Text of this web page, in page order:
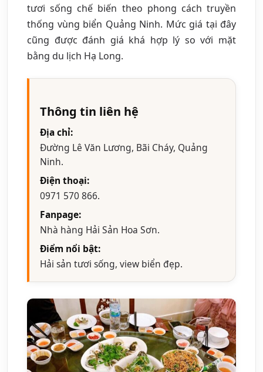
tươi sống chế biến theo phong cách truyền
thống vùng biển Quảng Ninh. Mức giá tại đây
cũng được đánh giá khá hợp lý so với mặt
bằng du lịch Hạ Long.
Thông tin liên hệ
Địa chỉ:
Đường Lê Văn Lương, Bãi Cháy, Quảng
Ninh.
Điện thoại:
0971 570 866.
Fanpage:
Nhà hàng Hải Sản Hoa Sơn.
Điểm nổi bật:
Hải sản tươi sống, view biển đẹp.